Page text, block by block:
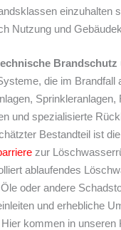
einzuhalten
Nutzung und
Brandschutz
die im Brandfall
und spezialisierte
Bestandteil ist die
zur
ablaufendes
oder andere
und erhebliche
kommen in unseren